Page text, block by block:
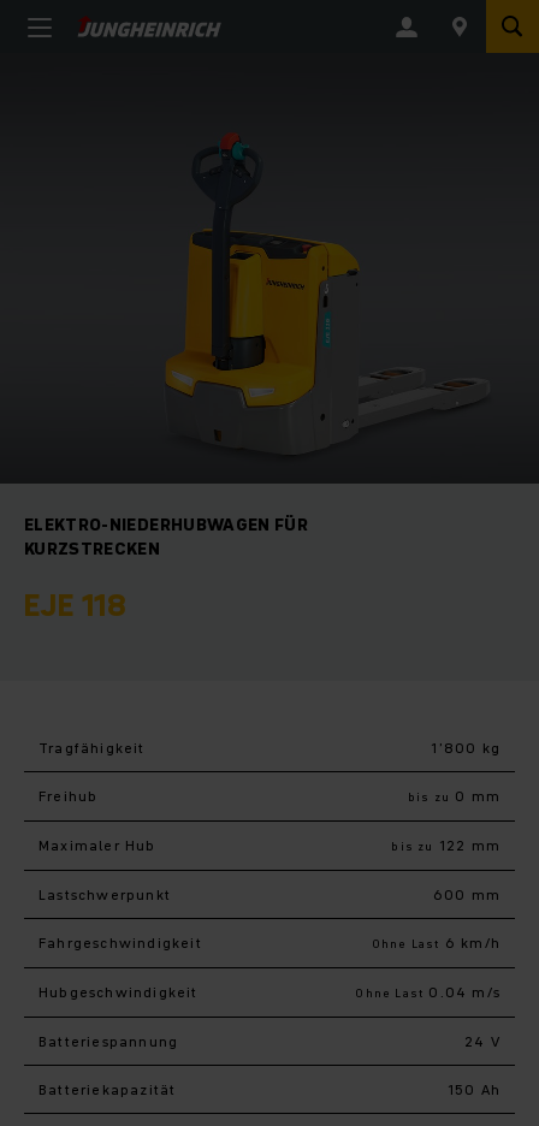
ELEKTRO-NIEDERHUBWAGEN FÜR
KURZSTRECKEN
EJE 118
Tragfähigkeit 1’800 kg
Freihub bis zu 0 mm
Maximaler Hub bis zu 122 mm
Last­schwerpunkt 600 mm
Fahr­geschwindigkeit Ohne Last 6 km/h
Hub­geschwindigkeit Ohne Last 0.04 m/s
Batteriespannung 24 V
Batteriekapazität 150 Ah